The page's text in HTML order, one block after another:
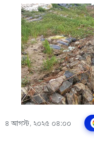
৪ আগস্ট, ২০২৫ ০৪:০০